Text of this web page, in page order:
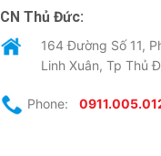
CN Thủ Đức:
164 Đường Số 11,
Linh Xuân, Tp Thủ
Phone: